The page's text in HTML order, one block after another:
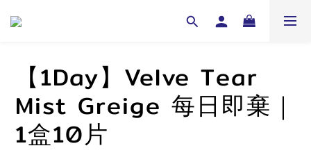
【1Day】Velve Tear
Mist Greige 每日即棄｜
1盒10片